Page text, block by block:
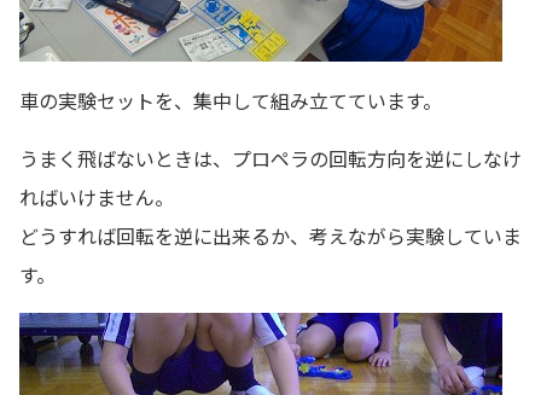
車の実験セットを、集中して組み立てています。
うまく飛ばないときは、プロペラの回転方向を逆にしなけ
ればいけません。
どうすれば回転を逆に出来るか、考えながら実験していま
す。